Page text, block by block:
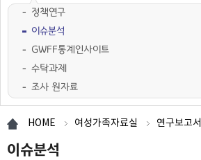
정책연구
이슈분석
GWFF통계인사이트
수탁과제
조사 원자료
학술행사자료
사업·교육 자료
경기여성가족통계
여성가족도서관 `여울`
HOME 여성가족자료실 연구보고서
이슈분석